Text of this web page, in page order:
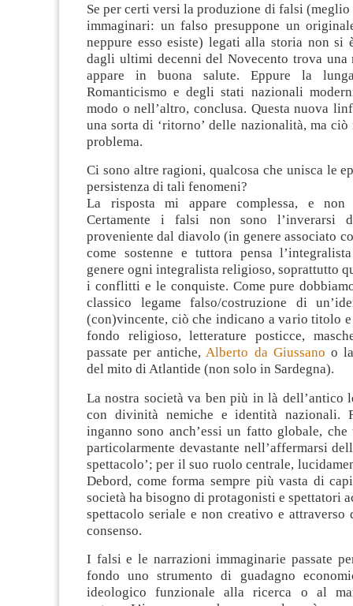
Se per certi versi la produzione di falsi
immaginari: un falso presuppone un
neppure esso esiste) legati alla storia non si
dagli ultimi decenni del Novecento trova una
appare in buona salute. Eppure la
Romanticismo e degli stati nazionali
modo o nell’altro, conclusa. Questa nuova
una sorta di ‘ritorno’ delle nazionalità, ma
problema.
Ci sono altre ragioni, qualcosa che unisca le
persistenza di tali fenomeni?
La risposta mi appare complessa, e non
Certamente i falsi non sono l’inverarsi
proveniente dal diavolo (in genere associato
come sostenne e tuttora pensa
genere ogni integralista religioso, soprattutto
i conflitti e le conquiste. Come pure
classico legame falso/costruzione di
(con)vincente, ciò che indicano a vario titolo
fondo religioso, letterature posticce,
passate per antiche,Alberto da Giussano o
del mito di Atlantide (non solo in Sardegna).
La nostra società va ben più in là dell’antico
con divinità nemiche e identità nazionali.
inganno sono anch’essi un fatto globale,
particolarmente devastante nell’affermarsi
spettacolo’; per il suo ruolo centrale,
Debord, come forma sempre più vasta di
società ha bisogno di protagonisti e spettatori
spettacolo seriale e non creativo e attraverso
consenso.
I falsi e le narrazioni immaginarie passate
fondo uno strumento di guadagno
ideologico funzionale alla ricerca o al